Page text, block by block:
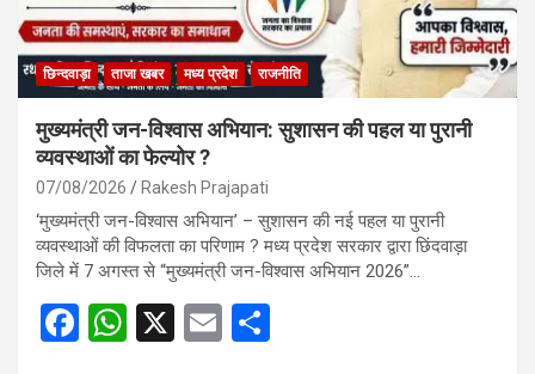
छिन्दवाड़ा ताजा खबर मध्य प्रदेश राजनीति
मुख्यमंत्री जन-विश्वास अभियान: सुशासन की पहल या पुरानी
व्यवस्थाओं का फेल्योर ?
07/08/2026 Rakesh Prajapati
‘मुख्यमंत्री जन-विश्वास अभियान’ – सुशासन की नई पहल या पुरानी
व्यवस्थाओं की विफलता का परिणाम ? मध्य प्रदेश सरकार द्वारा छिंदवाड़ा
जिले में 7 अगस्त से “मुख्यमंत्री जन-विश्वास अभियान 2026”…
F
W X
E